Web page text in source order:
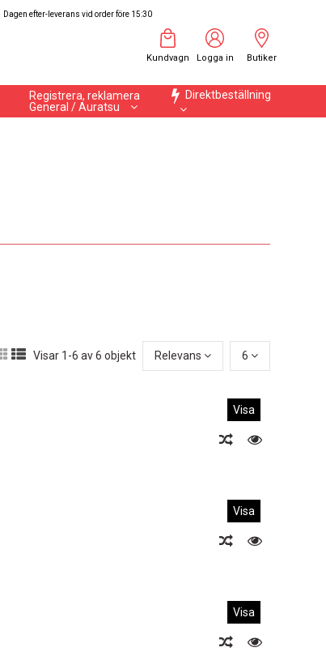
Dagen efter-leverans vid order före 15:30
Kundvagn Logga in Butiker
Registrera, reklamera
General / Auratsu
Direktbeställning
Visar 1-6 av 6 objekt Relevans 6
Visa
Visa
Visa